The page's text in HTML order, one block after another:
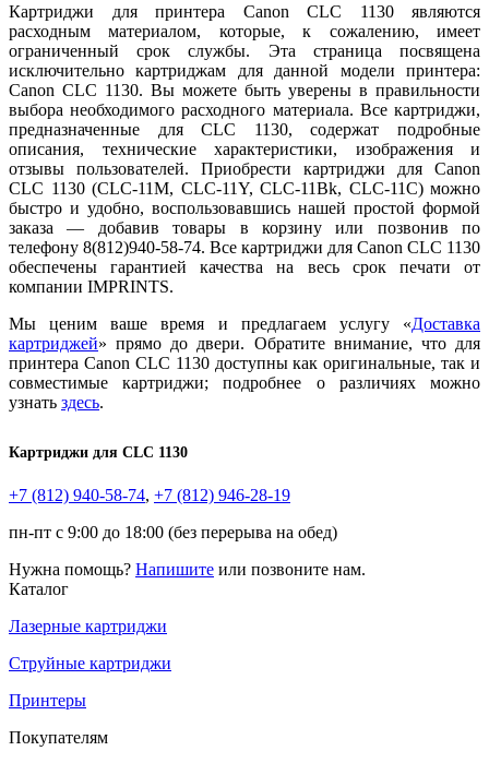
Картриджи для принтера Canon CLC 1130 являются
расходным материалом, которые, к сожалению, имеет
ограниченный срок службы. Эта страница посвящена
исключительно картриджам для данной модели принтера:
Canon CLC 1130. Вы можете быть уверены в правильности
выбора необходимого расходного материала. Все картриджи,
предназначенные для CLC 1130, содержат подробные
описания, технические характеристики, изображения и
отзывы пользователей. Приобрести картриджи для Canon
CLC 1130 (CLC-11M, CLC-11Y, CLC-11Bk, CLC-11C) можно
быстро и удобно, воспользовавшись нашей простой формой
заказа — добавив товары в корзину или позвонив по
телефону 8(812)940-58-74. Все картриджи для Canon CLC 1130
обеспечены гарантией качества на весь срок печати от
компании IMPRINTS.
Мы ценим ваше время и предлагаем услугу «Доставка
картриджей» прямо до двери. Обратите внимание, что для
принтера Canon CLC 1130 доступны как оригинальные, так и
совместимые картриджи; подробнее о различиях можно
узнать здесь.
Картриджи для CLC 1130
+7 (812) 940-58-74, +7 (812) 946-28-19
пн-пт с 9:00 до 18:00 (без перерыва на обед)
Нужна помощь? Напишите или позвоните нам.
Каталог
Лазерные картриджи
Струйные картриджи
Принтеры
Покупателям